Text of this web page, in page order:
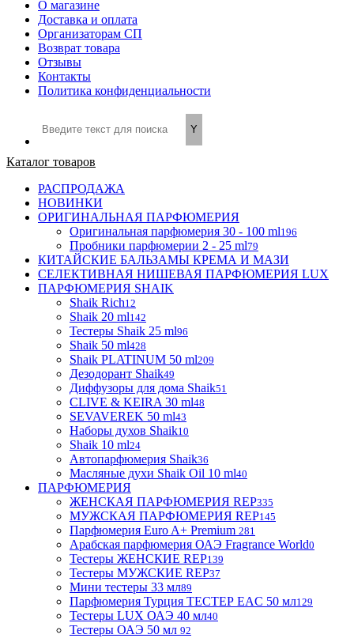
О магазине
Доставка и оплата
Организаторам СП
Возврат товара
Отзывы
Контакты
Политика конфиденциальности
Каталог товаров
РАСПРОДАЖА
НОВИНКИ
ОРИГИНАЛЬНАЯ ПАРФЮМЕРИЯ
Оригинальная парфюмерия 30 - 100 ml196
Пробники парфюмерии 2 - 25 ml79
КИТАЙСКИЕ БАЛЬЗАМЫ КРЕМА И МАЗИ
СЕЛЕКТИВНАЯ НИШЕВАЯ ПАРФЮМЕРИЯ LUX
ПАРФЮМЕРИЯ SHAIK
Shaik Rich12
Shaik 20 ml142
Тестеры Shaik 25 ml96
Shaik 50 ml428
Shaik PLATINUM 50 ml209
Дезодорант Shaik49
Диффузоры для дома Shaik51
CLIVE & KEIRA 30 ml48
SEVAVEREK 50 ml43
Наборы духов Shaik10
Shaik 10 ml24
Автопарфюмерия Shaik36
Масляные духи Shaik Oil 10 ml40
ПАРФЮМЕРИЯ
ЖЕНСКАЯ ПАРФЮМЕРИЯ REP335
МУЖСКАЯ ПАРФЮМЕРИЯ REP145
Парфюмерия Euro A+ Premium 281
Арабская парфюмерия ОАЭ Fragrance World0
Тестеры ЖЕНСКИЕ REP139
Тестеры МУЖСКИЕ REP37
Мини тестеры 33 мл89
Парфюмерия Турция ТЕСТЕР EAC 50 мл129
Тестеры LUX ОАЭ 40 мл40
Тестеры ОАЭ 50 мл 92